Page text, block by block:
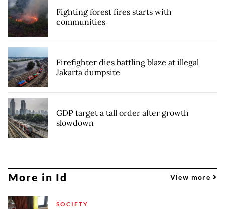
Fighting forest fires starts with
communities
Firefighter dies battling blaze at illegal
Jakarta dumpsite
GDP target a tall order after growth
slowdown
More in Id View more
SOCIETY